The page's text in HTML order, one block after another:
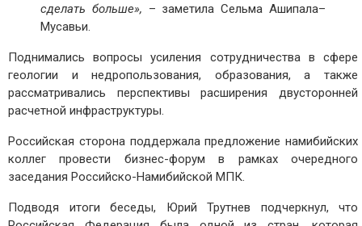
сделать больше», – заметила Сельма Ашипала–
Мусавьи.
Поднимались вопросы усиления сотрудничества в сфере
геологии и недропользования, образования, а также
рассматривались перспективы расширения двусторонней
расчетной инфраструктуры.
Российская сторона поддержала предложение намибийских
коллег провести бизнес-форум в рамках очередного
заседания Российско-Намибийской МПК.
Подводя итоги беседы, Юрий Трутнев подчеркнул, что